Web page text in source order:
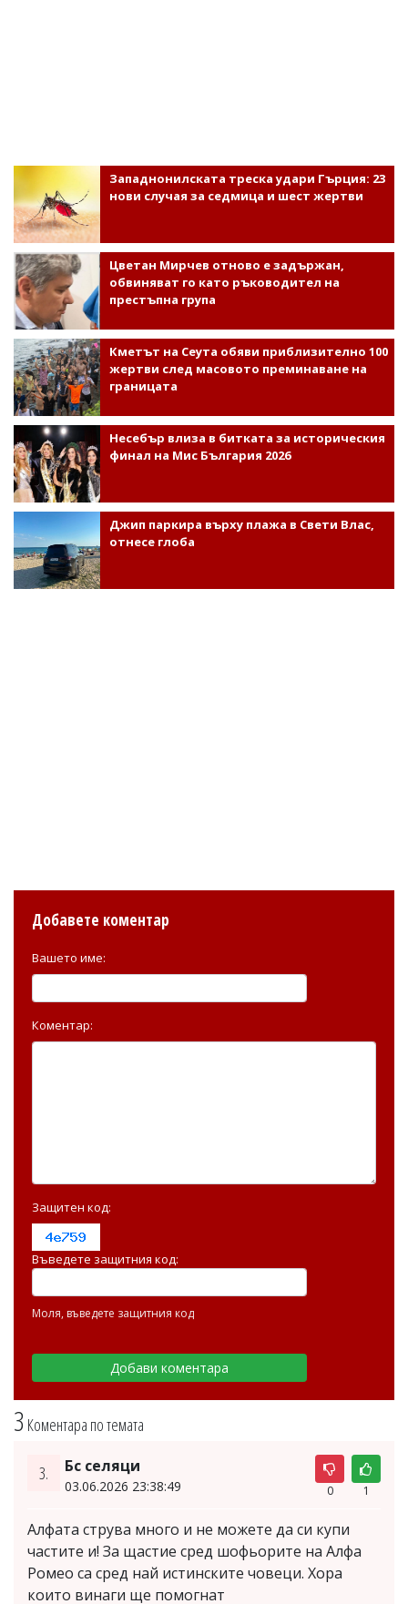
Западнонилската треска удари Гърция: 23
нови случая за седмица и шест жертви
Цветан Мирчев отново е задържан,
обвиняват го като ръководител на
престъпна група
Кметът на Сеута обяви приблизително 100
жертви след масовото преминаване на
границата
Несебър влиза в битката за историческия
финал на Мис България 2026
Джип паркира върху плажа в Свети Влас,
отнесе глоба
3 Коментара по темата
3. Бс селяци
03.06.2026 23:38:49 0 1
Алфата струва много и не можете да си купи
частите и! За щастие сред шофьорите на Алфа
Ромео са сред най истинските човеци. Хора
които винаги ще помогнат
Добавете коментар
Вашето име:
Коментар:
Защитен код:
Въведете защитния код:
Моля, въведете защитния код